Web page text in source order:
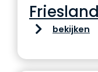
bekijken